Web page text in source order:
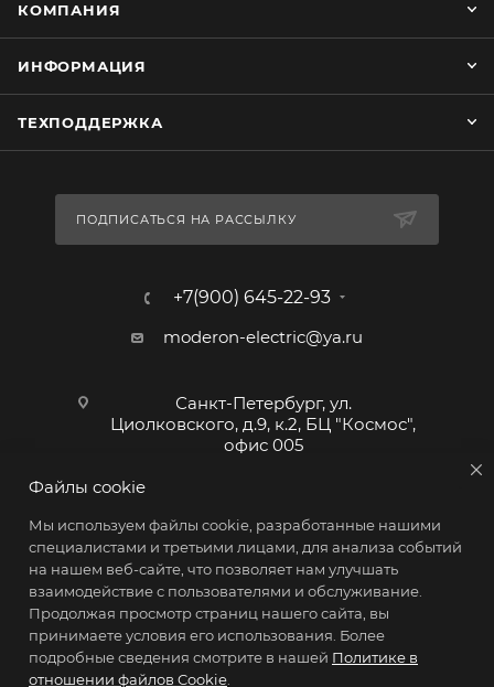
КОМПАНИЯ
ИНФОРМАЦИЯ
ТЕХПОДДЕРЖКА
ПОДПИСАТЬСЯ НА РАССЫЛКУ
+7(900) 645-22-93
moderon-electric@ya.ru
Санкт-Петербург, ул.
Циолковского, д.9, к.2, БЦ "Космос",
офис 005
2026 © Промышленное оборудование, контроллеры
Moderon Electric. Сделано в России
Файлы cookie
Мы используем файлы cookie, разработанные нашими
специалистами и третьими лицами, для анализа событий
на нашем веб-сайте, что позволяет нам улучшать
взаимодействие с пользователями и обслуживание.
Продолжая просмотр страниц нашего сайта, вы
принимаете условия его использования. Более
подробные сведения смотрите в нашей Политике в
отношении файлов Cookie